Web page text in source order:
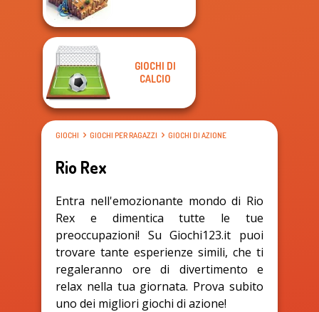
GIOCHI DI
CALCIO
GIOCHI GIOCHI PER RAGAZZI GIOCHI DI AZIONE
Rio Rex
Entra nell'emozionante mondo di Rio
Rex e dimentica tutte le tue
preoccupazioni! Su Giochi123.it puoi
trovare tante esperienze simili, che ti
regaleranno ore di divertimento e
relax nella tua giornata. Prova subito
uno dei migliori giochi di azione!